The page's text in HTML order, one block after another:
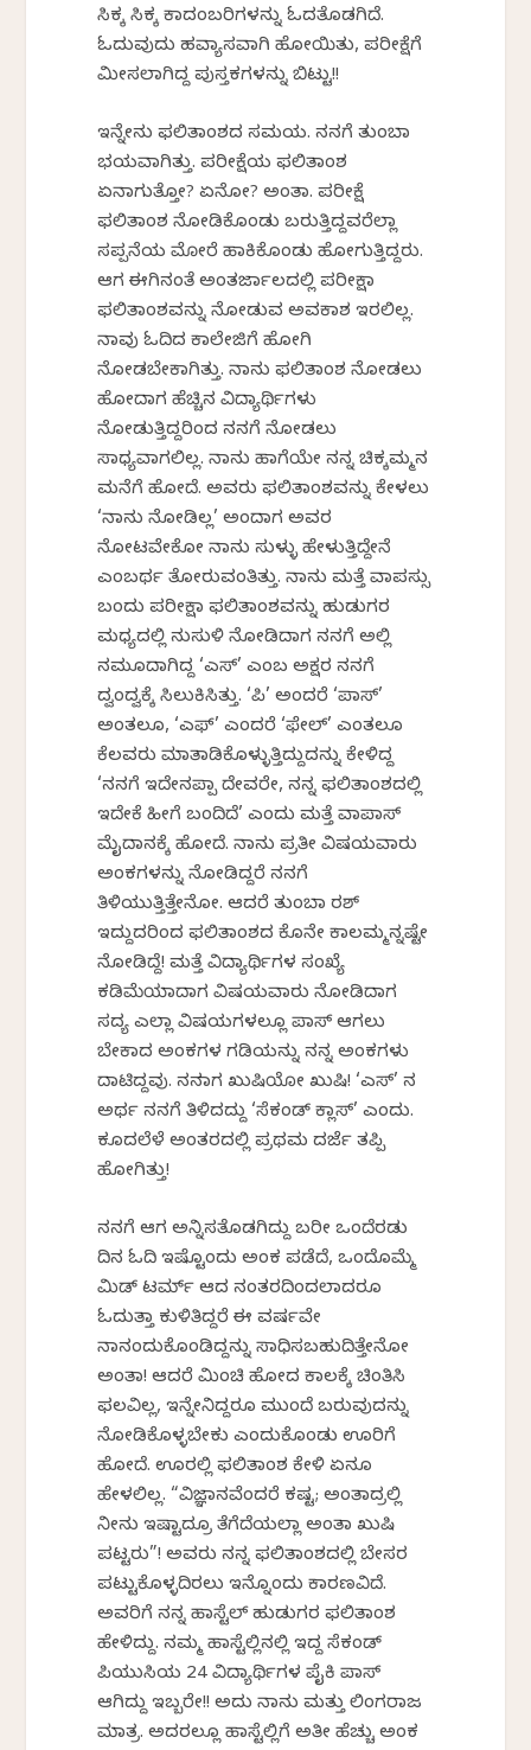
ಸಿಕ್ಕ ಸಿಕ್ಕ ಕಾದಂಬರಿಗಳನ್ನು ಓದತೊಡಗಿದೆ.
ಓದುವುದು ಹವ್ಯಾಸವಾಗಿ ಹೋಯಿತು, ಪರೀಕ್ಷೆಗೆ
ಮೀಸಲಾಗಿದ್ದ ಪುಸ್ತಕಗಳನ್ನು ಬಿಟ್ಟು!!
ಇನ್ನೇನು ಫಲಿತಾಂಶದ ಸಮಯ. ನನಗೆ ತುಂಬಾ
ಭಯವಾಗಿತ್ತು. ಪರೀಕ್ಷೆಯ ಫಲಿತಾಂಶ
ಏನಾಗುತ್ತೋ? ಏನೋ? ಅಂತಾ. ಪರೀಕ್ಷೆ
ಫಲಿತಾಂಶ ನೋಡಿಕೊಂಡು ಬರುತ್ತಿದ್ದವರೆಲ್ಲಾ
ಸಪ್ಪನೆಯ ಮೋರೆ ಹಾಕಿಕೊಂಡು ಹೋಗುತ್ತಿದ್ದರು.
ಆಗ ಈಗಿನಂತೆ ಅಂತರ್ಜಾಲದಲ್ಲಿ ಪರೀಕ್ಷಾ
ಫಲಿತಾಂಶವನ್ನು ನೋಡುವ ಅವಕಾಶ ಇರಲಿಲ್ಲ.
ನಾವು ಓದಿದ ಕಾಲೇಜಿಗೆ ಹೋಗಿ
ನೋಡಬೇಕಾಗಿತ್ತು. ನಾನು ಫಲಿತಾಂಶ ನೋಡಲು
ಹೋದಾಗ ಹೆಚ್ಚಿನ ವಿದ್ಯಾರ್ಥಿಗಳು
ನೋಡುತ್ತಿದ್ದರಿಂದ ನನಗೆ ನೋಡಲು
ಸಾಧ್ಯವಾಗಲಿಲ್ಲ. ನಾನು ಹಾಗೆಯೇ ನನ್ನ ಚಿಕ್ಕಮ್ಮನ
ಮನೆಗೆ ಹೋದೆ. ಅವರು ಫಲಿತಾಂಶವನ್ನು ಕೇಳಲು
‘ನಾನು ನೋಡಿಲ್ಲ’ ಅಂದಾಗ ಅವರ
ನೋಟವೇಕೋ ನಾನು ಸುಳ್ಳು ಹೇಳುತ್ತಿದ್ದೇನೆ
ಎಂಬರ್ಥ ತೋರುವಂತಿತ್ತು. ನಾನು ಮತ್ತೆ ವಾಪಸ್ಸು
ಬಂದು ಪರೀಕ್ಷಾ ಫಲಿತಾಂಶವನ್ನು ಹುಡುಗರ
ಮಧ್ಯದಲ್ಲಿ ನುಸುಳಿ ನೋಡಿದಾಗ ನನಗೆ ಅಲ್ಲಿ
ನಮೂದಾಗಿದ್ದ ‘ಎಸ್’ ಎಂಬ ಅಕ್ಷರ ನನಗೆ
ದ್ವಂದ್ವಕ್ಕೆ ಸಿಲುಕಿಸಿತ್ತು. ‘ಪಿ’ ಅಂದರೆ ‘ಪಾಸ್’
ಅಂತಲೂ, ‘ಎಫ್’ ಎಂದರೆ ‘ಫೇಲ್’ ಎಂತಲೂ
ಕೆಲವರು ಮಾತಾಡಿಕೊಳ್ಳುತ್ತಿದ್ದುದನ್ನು ಕೇಳಿದ್ದ
‘ನನಗೆ ಇದೇನಪ್ಪಾ ದೇವರೇ, ನನ್ನ ಫಲಿತಾಂಶದಲ್ಲಿ
ಇದೇಕೆ ಹೀಗೆ ಬಂದಿದೆ’ ಎಂದು ಮತ್ತೆ ವಾಪಾಸ್
ಮೈದಾನಕ್ಕೆ ಹೋದೆ. ನಾನು ಪ್ರತೀ ವಿಷಯವಾರು
ಅಂಕಗಳನ್ನು ನೋಡಿದ್ದರೆ ನನಗೆ
ತಿಳಿಯುತ್ತಿತ್ತೇನೋ. ಆದರೆ ತುಂಬಾ ರಶ್
ಇದ್ದುದರಿಂದ ಫಲಿತಾಂಶದ ಕೊನೇ ಕಾಲಮ್ಮನ್ನಷ್ಟೇ
ನೋಡಿದ್ದೆ! ಮತ್ತೆ ವಿದ್ಯಾರ್ಥಿಗಳ ಸಂಖ್ಯೆ
ಕಡಿಮೆಯಾದಾಗ ವಿಷಯವಾರು ನೋಡಿದಾಗ
ಸದ್ಯ ಎಲ್ಲಾ ವಿಷಯಗಳಲ್ಲೂ ಪಾಸ್ ಆಗಲು
ಬೇಕಾದ ಅಂಕಗಳ ಗಡಿಯನ್ನು ನನ್ನ ಅಂಕಗಳು
ದಾಟಿದ್ದವು. ನನಗಾಗ ಖುಷಿಯೋ ಖುಷಿ! ‘ಎಸ್’ ನ
ಅರ್ಥ ನನಗೆ ತಿಳಿದದ್ದು ‘ಸೆಕಂಡ್ ಕ್ಲಾಸ್’ ಎಂದು.
ಕೂದಲೆಳೆ ಅಂತರದಲ್ಲಿ ಪ್ರಥಮ ದರ್ಜೆ ತಪ್ಪಿ
ಹೋಗಿತ್ತು!
ನನಗೆ ಆಗ ಅನ್ನಿಸತೊಡಗಿದ್ದು ಬರೀ ಒಂದೆರಡು
ದಿನ ಓದಿ ಇಷ್ಟೊಂದು ಅಂಕ ಪಡೆದೆ, ಒಂದೊಮ್ಮೆ
ಮಿಡ್ ಟರ್ಮ್ ಆದ ನಂತರದಿಂದಲಾದರೂ
ಓದುತ್ತಾ ಕುಳಿತಿದ್ದರೆ ಈ ವರ್ಷವೇ
ನಾನಂದುಕೊಂಡಿದ್ದನ್ನು ಸಾಧಿಸಬಹುದಿತ್ತೇನೋ
ಅಂತಾ! ಆದರೆ ಮಿಂಚಿ ಹೋದ ಕಾಲಕ್ಕೆ ಚಿಂತಿಸಿ
ಫಲವಿಲ್ಲ, ಇನ್ನೇನಿದ್ದರೂ ಮುಂದೆ ಬರುವುದನ್ನು
ನೋಡಿಕೊಳ್ಳಬೇಕು ಎಂದುಕೊಂಡು ಊರಿಗೆ
ಹೋದೆ. ಊರಲ್ಲಿ ಫಲಿತಾಂಶ ಕೇಳಿ ಏನೂ
ಹೇಳಲಿಲ್ಲ. “ವಿಜ್ಞಾನವೆಂದರೆ ಕಷ್ಟ; ಅಂತಾದ್ರಲ್ಲಿ
ನೀನು ಇಷ್ಟಾದ್ರೂ ತೆಗೆದೆಯಲ್ಲಾ ಅಂತಾ ಖುಷಿ
ಪಟ್ಟರು”! ಅವರು ನನ್ನ ಫಲಿತಾಂಶದಲ್ಲಿ ಬೇಸರ
ಪಟ್ಟುಕೊಳ್ಳದಿರಲು ಇನ್ನೊಂದು ಕಾರಣವಿದೆ.
ಅವರಿಗೆ ನನ್ನ ಹಾಸ್ಟೆಲ್ ಹುಡುಗರ ಫಲಿತಾಂಶ
ಹೇಳಿದ್ದು. ನಮ್ಮ ಹಾಸ್ಟೆಲ್ಲಿನಲ್ಲಿ ಇದ್ದ ಸೆಕಂಡ್
ಪಿಯುಸಿಯ 24 ವಿದ್ಯಾರ್ಥಿಗಳ ಪೈಕಿ ಪಾಸ್
ಆಗಿದ್ದು ಇಬ್ಬರೇ!! ಅದು ನಾನು ಮತ್ತು ಲಿಂಗರಾಜ
ಮಾತ್ರ. ಅದರಲ್ಲೂ ಹಾಸ್ಟೆಲ್ಲಿಗೆ ಅತೀ ಹೆಚ್ಚು ಅಂಕ